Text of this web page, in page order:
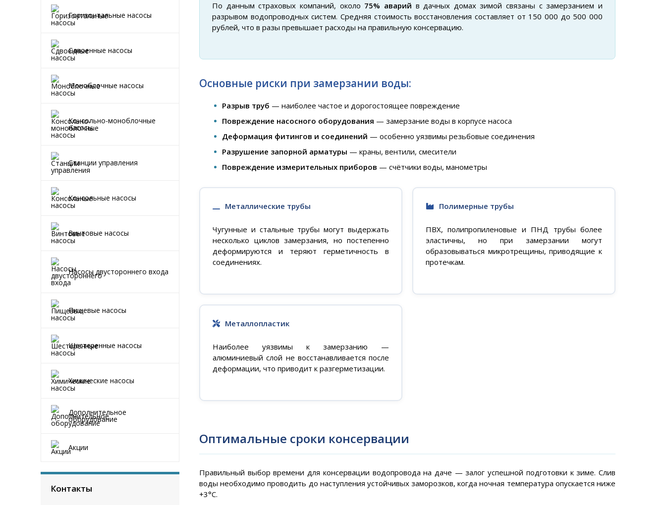
Горизонтальные насосы
Сдвоенные насосы
Моноблочные насосы
Консольно-моноблочные
насосы
Станции управления
Консольные насосы
Винтовые насосы
Насосы двустороннего входа
Пищевые насосы
Шестеренные насосы
Химические насосы
Дополнительное
оборудование
Акции
Контакты
По данным страховых компаний, около 75% аварий в дачных домах зимой связаны с замерзанием и
разрывом водопроводных систем. Средняя стоимость восстановления составляет от 150 000 до 500 000
рублей, что в разы превышает расходы на правильную консервацию.
Основные риски при замерзании воды:
Разрыв труб — наиболее частое и дорогостоящее повреждение
Повреждение насосного оборудования — замерзание воды в корпусе насоса
Деформация фитингов и соединений — особенно уязвимы резьбовые соединения
Разрушение запорной арматуры — краны, вентили, смесители
Повреждение измерительных приборов — счётчики воды, манометры
Металлические трубы
Чугунные и стальные трубы могут выдержать
несколько циклов замерзания, но постепенно
деформируются и теряют герметичность в
соединениях.
Полимерные трубы
ПВХ, полипропиленовые и ПНД трубы более
эластичны, но при замерзании могут
образовываться микротрещины, приводящие к
протечкам.
Металлопластик
Наиболее уязвимы к замерзанию —
алюминиевый слой не восстанавливается после
деформации, что приводит к разгерметизации.
Оптимальные сроки консервации
Правильный выбор времени для консервации водопровода на даче — залог успешной подготовки к зиме. Слив
воды необходимо проводить до наступления устойчивых заморозков, когда ночная температура опускается ниже
+3°C.